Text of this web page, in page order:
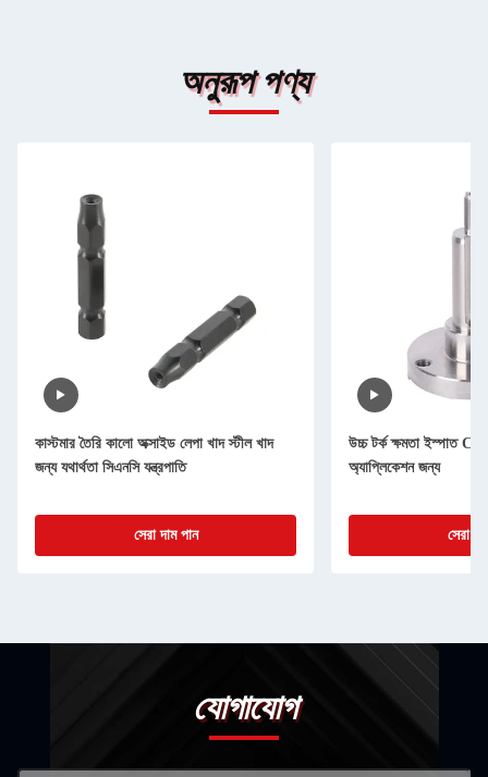
অনুরূপ পণ্য
কাস্টমার তৈরি কালো অক্সাইড লেপা খাদ স্টীল খাদ
জন্য যথার্থতা সিএনসি যন্ত্রপাতি
সেরা দাম পান
উচ্চ টর্ক ক্ষমতা ইস্পাত
অ্যাপ্লিকেশন জন্য
সেরা
যোগাযোগ